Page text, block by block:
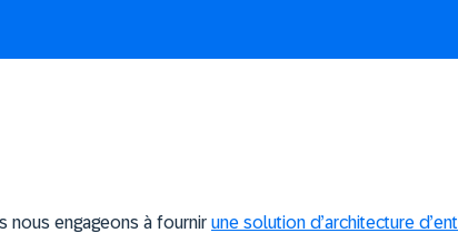
nous engageons à fournir une solution d’architecture